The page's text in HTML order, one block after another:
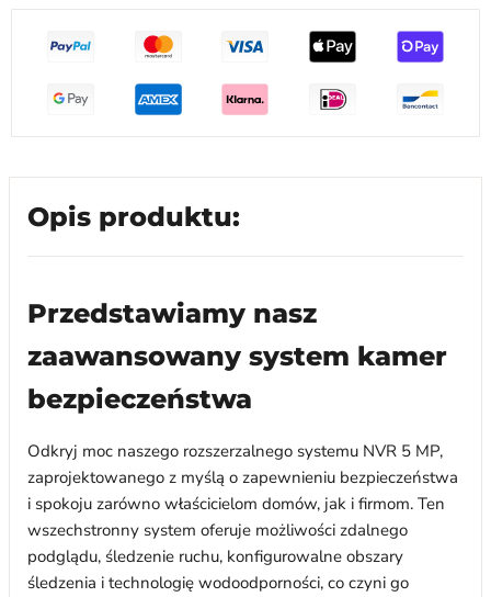
Opis produktu:
Przedstawiamy nasz
zaawansowany system kamer
bezpieczeństwa
Odkryj moc naszego rozszerzalnego systemu NVR 5 MP,
zaprojektowanego z myślą o zapewnieniu bezpieczeństwa
i spokoju zarówno właścicielom domów, jak i firmom. Ten
wszechstronny system oferuje możliwości zdalnego
podglądu, śledzenie ruchu, konfigurowalne obszary
śledzenia i technologię wodoodporności, co czyni go